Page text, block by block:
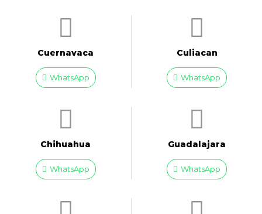
Cuernavaca
WhatsApp
Culiacan
WhatsApp
Chihuahua
WhatsApp
Guadalajara
WhatsApp